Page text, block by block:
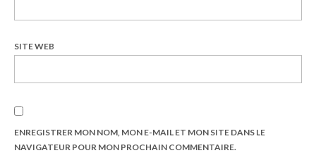
SITE WEB
ENREGISTRER MON NOM, MON E-MAIL ET MON SITE DANS LE
NAVIGATEUR POUR MON PROCHAIN COMMENTAIRE.